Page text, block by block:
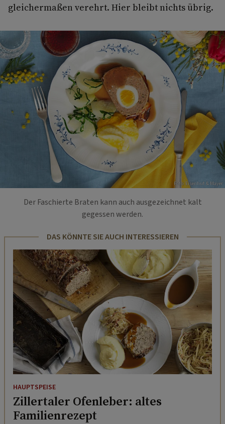
gleichermaßen verehrt. Hier bleibt nichts übrig.
Foto: Eisenhut & Mayer
Der Faschierte Braten kann auch ausgezeichnet kalt
gegessen werden.
DAS KÖNNTE SIE AUCH INTERESSIEREN
HAUPTSPEISE
Zillertaler Ofenleber: altes
Familienrezept